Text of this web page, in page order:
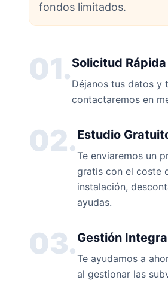
fondos limitados.
01.Solicitud Rápida
Déjanos tus datos y
contactaremos en
02.Estudio
Te enviaremos un
gratis con el coste
instalación,
ayudas.
03.Gestión
Te ayudamos a
al gestionar las